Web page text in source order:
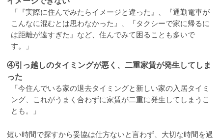
「『実際に住んでみたらイメージと違った』、『通勤電車が
こんなに混むとは思わなかった』、『タクシーで家に帰るに
は距離が遠すぎた』など、住んでみて困ることも多いで
す。」
④引っ越しのタイミングが悪く、二重家賃が発生してしま
った
「今住んでいる家の退去タイミングと新しい家の入居タイミ
ング、これがうまく合わずに家賃が二重に発生してしまうこ
とも。」
短い時間で探すから妥協は仕方ないと言わず、大切な時間を過